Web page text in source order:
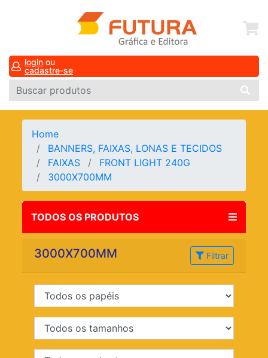
login ou
cadastre-se
Home
BANNERS, FAIXAS, LONAS E TECIDOS
FAIXAS
FRONT LIGHT 240G
3000X700MM
TODOS OS PRODUTOS
3000X700MM Filtrar